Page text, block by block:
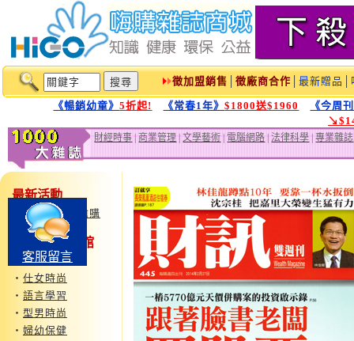
客服留言
徵加盟銷售 徵廠商合作 最新贈品
《暢銷幼童》5折起! 《常春1年》$1800送$1960
《今周
財經時事|商業管理|文學藝術|電腦網路|法律科學|專業雜誌
最新活動
鏡週刊特惠搶購
1000大雜誌1館
‧運動旅遊
‧ 仕女時尚
‧ 語言學習
‧ 型男時尚
‧ 婦幼保健